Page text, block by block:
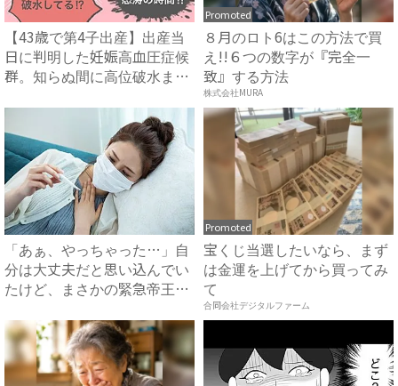
【43歳で第4子出産】出産当
日に判明した妊娠高血圧症候
群。知らぬ間に高位破水ま
Promoted
８月のロト6はこの方法で買
え!!６つの数字が『完全一
致』する方法
株式会社MURA
「あぁ、やっちゃった…」自
分は大丈夫だと思い込んでい
たけど、まさかの緊急帝王切
Promoted
宝くじ当選したいなら、まず
は金運を上げてから買ってみ
て
合同会社デジタルファーム